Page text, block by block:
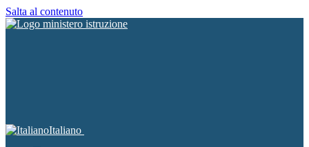
Salta al contenuto
Italiano